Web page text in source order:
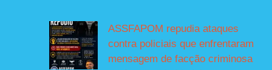
ASSFAPOM repudia ataques
contra policiais que enfrentaram
mensagem de facção criminosa